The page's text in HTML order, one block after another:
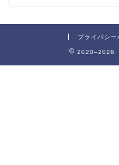
プライバシー
2020–2026